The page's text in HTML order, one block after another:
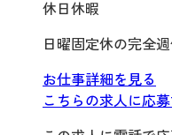
休日休暇
日曜固定休の完全
お仕事詳細を見る
こちらの求人に応募